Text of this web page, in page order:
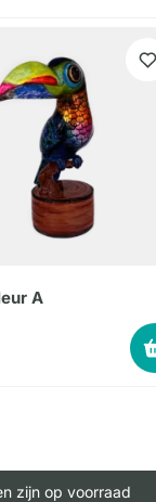
A
zijn op voorraad